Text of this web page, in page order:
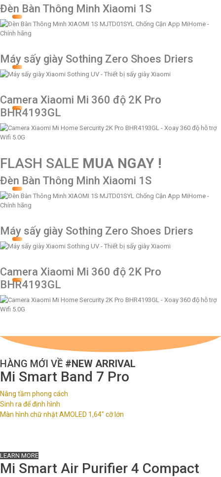
Đèn Bàn Thông Minh Xiaomi 1S
Máy sấy giày Sothing Zero Shoes Driers
Camera Xiaomi Mi 360 độ 2K Pro
BHR4193GL
FLASH SALE MUA NGAY !
Đèn Bàn Thông Minh Xiaomi 1S
Máy sấy giày Sothing Zero Shoes Driers
Camera Xiaomi Mi 360 độ 2K Pro
BHR4193GL
HÀNG MỚI VỀ #NEW ARRIVAL
Mi Smart Band 7 Pro
Nâng tầm phong cách
Sinh ra để định hình
Màn hình chữ nhật AMOLED 1,64" cỡ lớn
LEARN MORE
Mi Smart Air Purifier 4 Compact